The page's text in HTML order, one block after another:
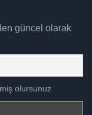
güncel olarak
olursunuz